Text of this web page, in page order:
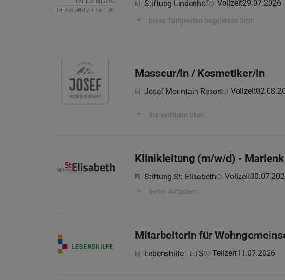
Stiftung Lindenhof Vollzeit29.07.2026
Diese Tätigkeiten begeistern Dich:
Masseur/in / Kosmetiker/in
Josef Mountain Resort Vollzeit
Sie verfügen über:
Klinikleitung (m/w/d) -
Stiftung St. Elisabeth Vollzeit
Deine Aufgaben:
Mitarbeiterin für
Lebenshilfe - ETS Teilzeit11.07.2026